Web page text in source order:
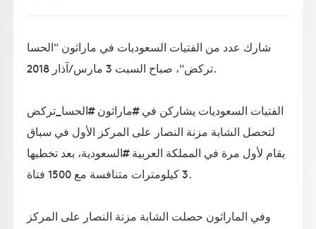
شارك عدد من الفتيات السعوديات في ماراثون "الحسا
تركض"، صباح السبت 3 مارس/آذار 2018.
الفتيات السعوديات يشاركن في #ماراثون #الحسا_تركض
لتحصل الشابة مزنة النصار على المركز الأول في سباق
يقام لأول مرة في المملكة العربية #السعودية، بعد تخطيها
3 كيلومترات متنافسة مع 1500 فتاة.
وفي الماراثون حصلت الشابة مزنة النصار على المركز